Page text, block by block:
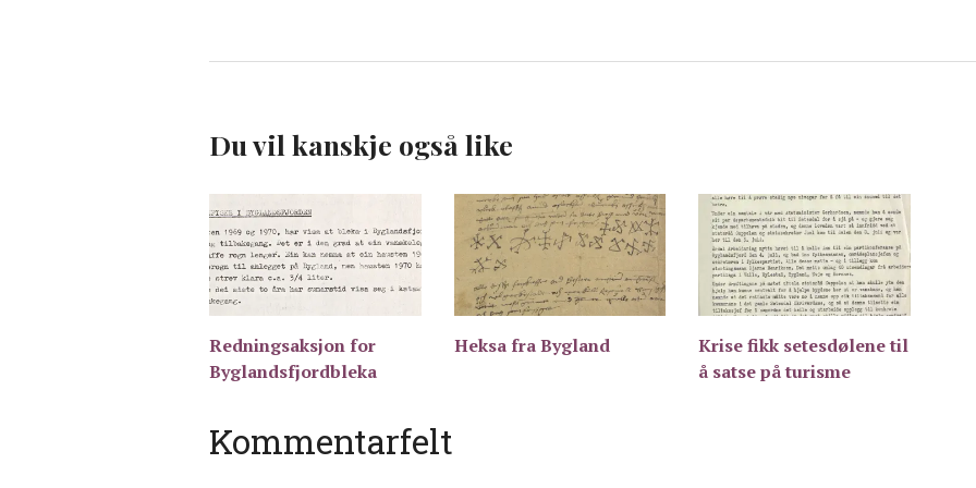
Du vil kanskje også like
Redningsaksjon for
Byglandsfjordbleka
Heksa fra Bygland
Krise fikk setesdølene til
å satse på turisme
Kommentarfelt